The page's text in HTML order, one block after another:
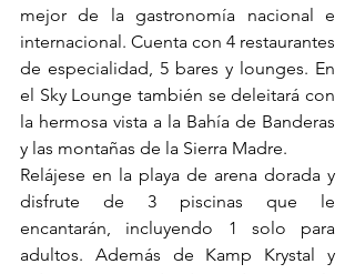
mejor de la gastronomía nacional e
internacional. Cuenta con 4 restaurantes
de especialidad, 5 bares y lounges. En
el Sky Lounge también se deleitará con
la hermosa vista a la Bahía de Banderas
y las montañas de la Sierra Madre.
Relájese en la playa de arena dorada y
disfrute de 3 piscinas que le
encantarán, incluyendo 1 solo para
adultos. Además de Kamp Krystal y